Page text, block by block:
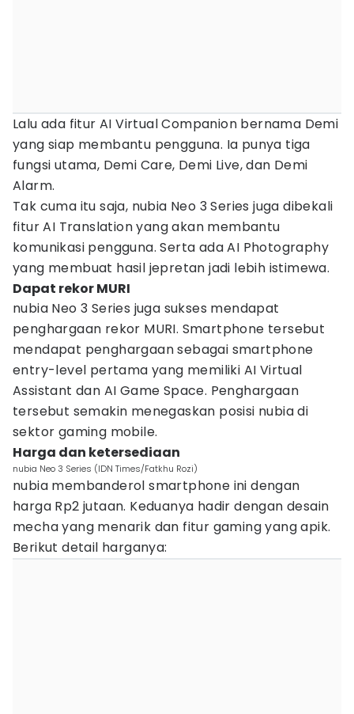
Lalu ada fitur AI Virtual Companion bernama Demi
yang siap membantu pengguna. Ia punya tiga
fungsi utama, Demi Care, Demi Live, dan Demi
Alarm.
Tak cuma itu saja, nubia Neo 3 Series juga dibekali
fitur AI Translation yang akan membantu
komunikasi pengguna. Serta ada AI Photography
yang membuat hasil jepretan jadi lebih istimewa.
Dapat rekor MURI
nubia Neo 3 Series juga sukses mendapat
penghargaan rekor MURI. Smartphone tersebut
mendapat penghargaan sebagai smartphone
entry-level pertama yang memiliki AI Virtual
Assistant dan AI Game Space. Penghargaan
tersebut semakin menegaskan posisi nubia di
sektor gaming mobile.
Harga dan ketersediaan
nubia Neo 3 Series (IDN Times/Fatkhu Rozi)
nubia membanderol smartphone ini dengan
harga Rp2 jutaan. Keduanya hadir dengan desain
mecha yang menarik dan fitur gaming yang apik.
Berikut detail harganya: